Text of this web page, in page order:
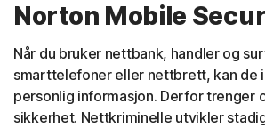
Norton Mobile
Når du bruker nettbank, handler og
smarttelefoner eller nettbrett, kan de
personlig informasjon. Derfor trenger
sikkerhet. Nettkriminelle utvikler